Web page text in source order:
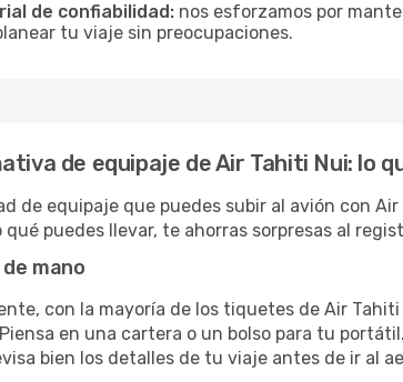
de confiabilidad: nos esforzamos por
tu viaje sin preocupaciones.
de equipaje de Air Tahiti Nui: lo
de equipaje que puedes subir al avión con
qué puedes llevar, te ahorras sorpresas al
mano
con la mayoría de los tiquetes de Air
en una cartera o un bolso para tu
bien los detalles de tu viaje antes de ir al